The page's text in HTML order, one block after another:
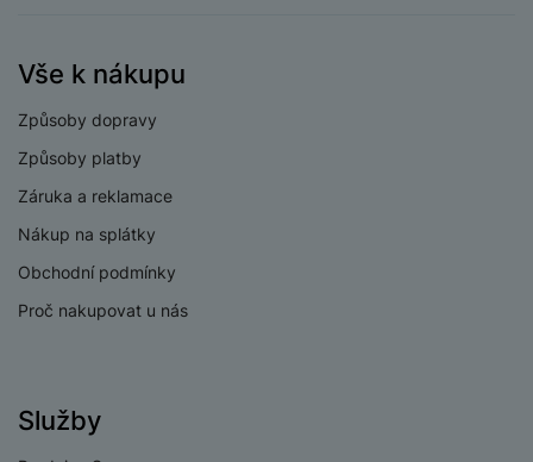
Vše k nákupu
Způsoby dopravy
Způsoby platby
Záruka a reklamace
Nákup na splátky
Obchodní podmínky
Proč nakupovat u nás
Služby